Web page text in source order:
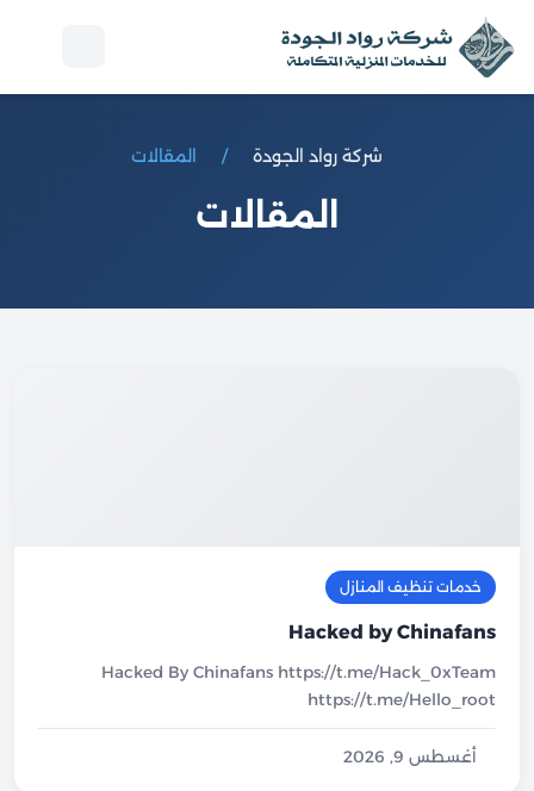
شركة رواد الجودة المقالات
المقالات
خدمات تنظيف المنازل
Hacked by Chinafans
Hacked By Chinafans https://t.me/Hack_0xTeam
https://t.me/Hello_root
أغسطس 9, 2026